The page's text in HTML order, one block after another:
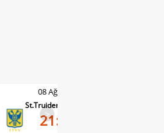
08 Ağustos
Standard Liege-Cercle Brugge
19:15
>